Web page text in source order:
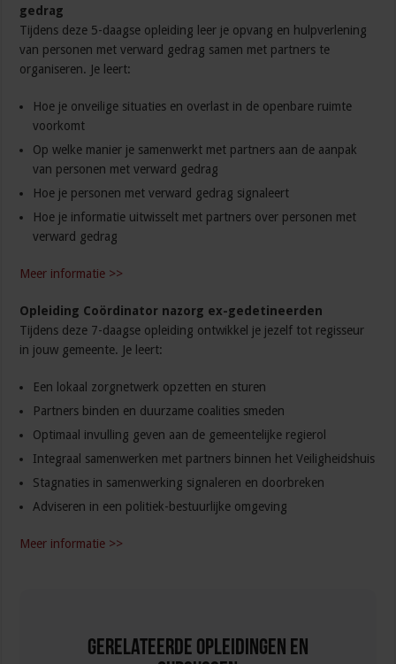
gedrag
Tijdens deze 5-daagse opleiding leer je opvang en hulpverlening
van personen met verward gedrag samen met partners te
organiseren. Je leert:
Hoe je onveilige situaties en overlast in de openbare ruimte
voorkomt
Op welke manier je samenwerkt met partners aan de aanpak
van personen met verward gedrag
Hoe je personen met verward gedrag signaleert
Hoe je informatie uitwisselt met partners over personen met
verward gedrag
Meer informatie >>
Opleiding Coördinator nazorg ex-gedetineerden
Tijdens deze 7-daagse opleiding ontwikkel je jezelf tot regisseur
in jouw gemeente. Je leert:
Een lokaal zorgnetwerk opzetten en sturen
Partners binden en duurzame coalities smeden
Optimaal invulling geven aan de gemeentelijke regierol
Integraal samenwerken met partners binnen het Veiligheidshuis
Stagnaties in samenwerking signaleren en doorbreken
Adviseren in een politiek-bestuurlijke omgeving
Meer informatie >>
Gerelateerde Opleidingen en